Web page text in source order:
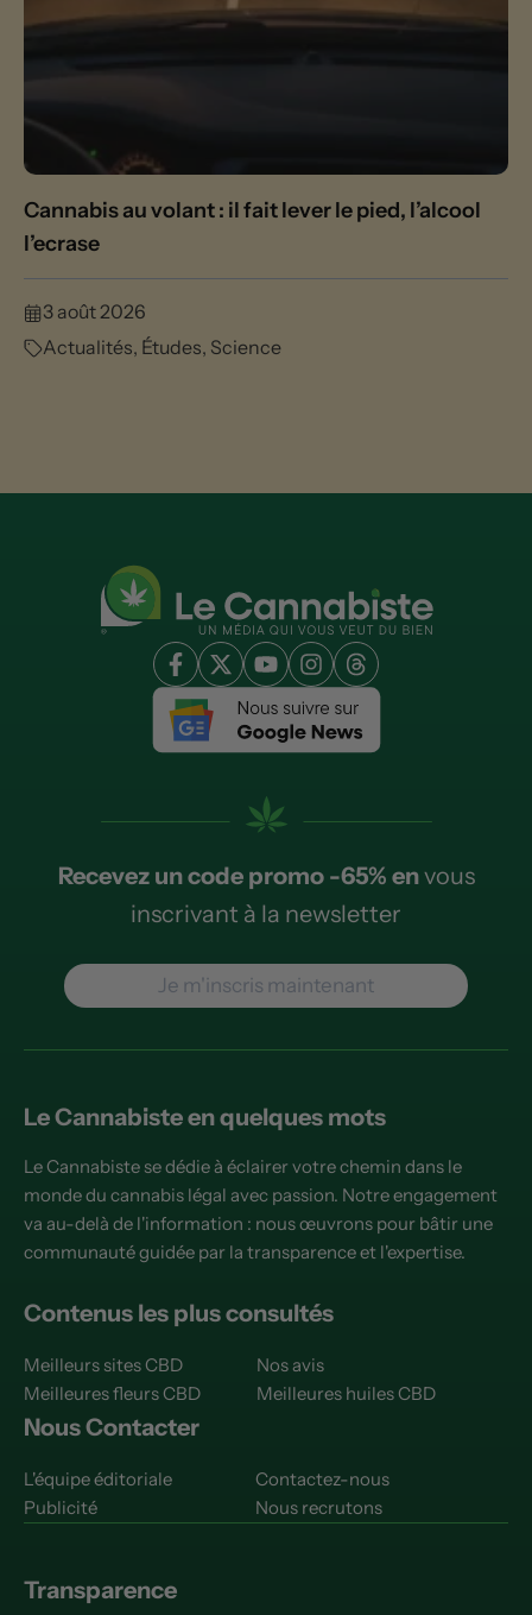
Cannabis au volant : il fait lever le pied, l’alcool
l’ecrase
3 août 2026
Actualités, Études, Science
Recevez un code promo -65% envous
inscrivant à la newsletter
Je m'inscris maintenant
Le Cannabiste en quelques mots
Le Cannabiste se dédie à éclairer votre chemin dans le
monde du cannabis légal avec passion. Notre engagement
va au-delà de l'information : nous œuvrons pour bâtir une
communauté guidée par la transparence et l'expertise.
Contenus les plus consultés
Meilleurs sites CBD
Nos avis
Meilleures fleurs CBD
Meilleures huiles CBD
Nous Contacter
L'équipe éditoriale
Contactez-nous
Publicité
Nous recrutons
Transparence